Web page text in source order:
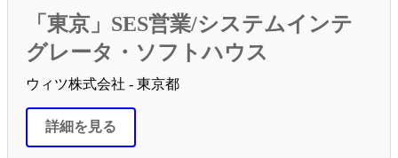
「東京」SES営業/システムインテ
グレータ・ソフトハウス
ウィツ株式会社 - 東京都
詳細を見る